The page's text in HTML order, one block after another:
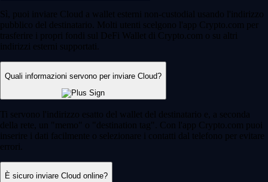
Sì, puoi inviare Cloud a wallet esterni non-custodial usando l'indirizzo
pubblico del destinatario. Molti utenti scelgono l'app Crypto.com per
trasferire i propri fondi sul DeFi Wallet di Crypto.com o su altri
indirizzi esterni supportati.
Quali informazioni servono per inviare Cloud?
Ti servono l'indirizzo esatto del wallet del destinatario e, a seconda
della rete, un "memo" o "destination tag". Con l'app Crypto.com puoi
inserire i dati facilmente o selezionare i contatti dal telefono per evitare
errori.
È sicuro inviare Cloud online?